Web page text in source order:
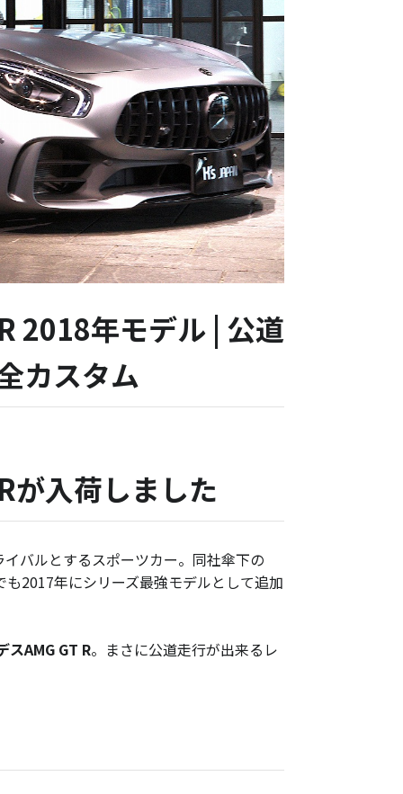
2018年モデル | 公道
カスタム
が入荷しました
バルとするスポーツカー。同社傘下の
2017年にシリーズ最強モデルとして追加
スAMG GT R。まさに公道走行が出来るレ